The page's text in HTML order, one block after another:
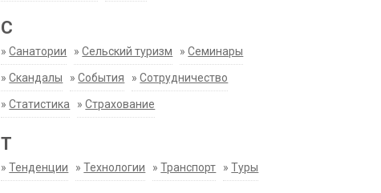
С
»Санатории »Сельский туризм »Семинары
»Скандалы »События »Сотрудничество
»Статистика »Страхование
Т
»Тенденции »Технологии »Транспорт »Туры